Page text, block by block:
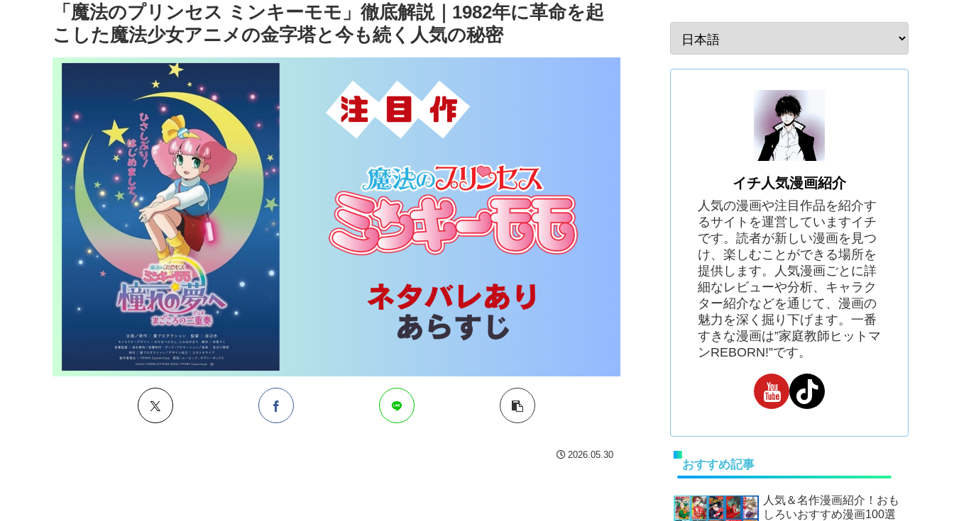
「魔法のプリンセス ミンキーモモ」徹底解説｜1982年に革命を起
こした魔法少女アニメの金字塔と今も続く人気の秘密
2026.05.30
イチ人気漫画紹介
人気の漫画や注目作品を紹介す
るサイトを運営していますイチ
です。読者が新しい漫画を見つ
け、楽しむことができる場所を
提供します。人気漫画ごとに詳
細なレビューや分析、キャラク
ター紹介などを通じて、漫画の
魅力を深く掘り下げます。一番
すきな漫画は”家庭教師ヒットマ
ンREBORN!”です。
おすすめ記事
人気＆名作漫画紹介！おも
しろいおすすめ漫画100選